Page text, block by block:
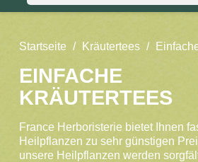
Startseite Kräutertees
EINFACHE
KRÄUTERTEES
France Herboristerie bietet Ihnen
Heilpflanzen zu sehr günstigen
unsere Heilpflanzen werden